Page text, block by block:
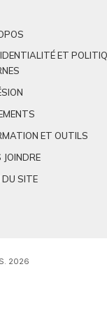
ET
ET OUTILS
JOINDRE
SITE
2026